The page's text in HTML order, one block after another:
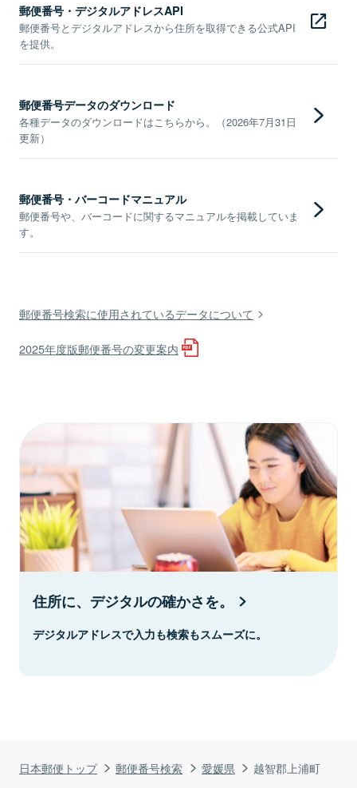
日本郵便トップ 郵便番号検索 愛媛県 越智郡上浦町
郵便番号・デジタルアドレスAPI
郵便番号とデジタルアドレスから住所を取得できる公式API
を提供。
郵便番号データのダウンロード
各種データのダウンロードはこちらから。（2026年7月31日
更新）
郵便番号・バーコードマニュアル
郵便番号や、バーコードに関するマニュアルを掲載していま
す。
郵便番号検索に使用されているデータについて
2025年度版郵便番号の変更案内
住所に、デジタルの確かさを。
デジタルアドレスで入力も検索もスムーズに。